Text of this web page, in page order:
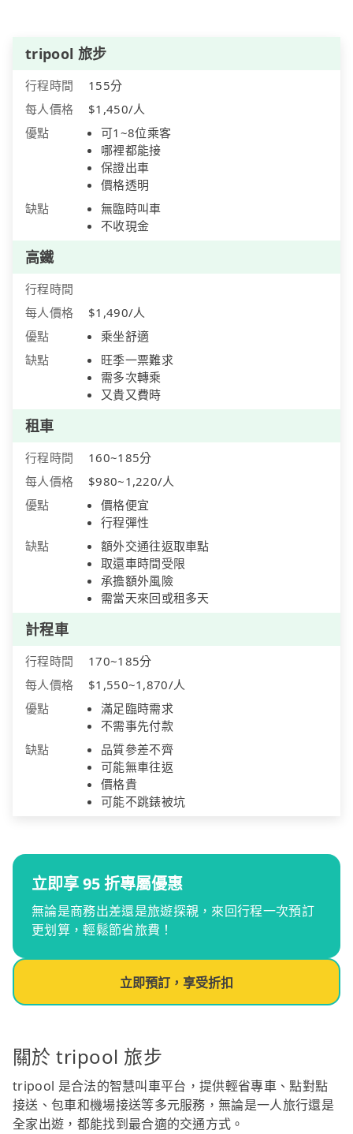
tripool 旅步
行程時間
155分
每人價格
$1,450/人
優點
可1~8位乘客
哪裡都能接
保證出車
價格透明
缺點
無臨時叫車
不收現金
高鐵
行程時間
每人價格
$1,490/人
優點
乘坐舒適
缺點
旺季一票難求
需多次轉乘
又貴又費時
租車
行程時間
160~185分
每人價格
$980~1,220/人
優點
價格便宜
行程彈性
缺點
額外交通往返取車點
取還車時間受限
承擔額外風險
需當天來回或租多天
計程車
行程時間
170~185分
每人價格
$1,550~1,870/人
優點
滿足臨時需求
不需事先付款
缺點
品質參差不齊
可能無車往返
價格貴
可能不跳錶被坑
立即享 95 折專屬優惠
無論是商務出差還是旅遊探親，來回行程一次預訂
更划算，輕鬆節省旅費！
立即預訂，享受折扣
關於 tripool 旅步
tripool 是合法的智慧叫車平台，提供輕省專車、點對點
接送、包車和機場接送等多元服務，無論是一人旅行還是
全家出遊，都能找到最合適的交通方式。